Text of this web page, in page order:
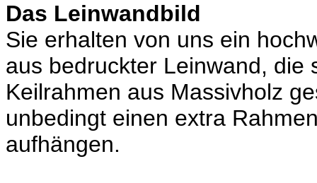
Das Leinwandbild
Sie erhalten von uns ein
aus bedruckter Leinwand, die
Keilrahmen aus Massivholz
unbedingt einen extra
aufhängen.